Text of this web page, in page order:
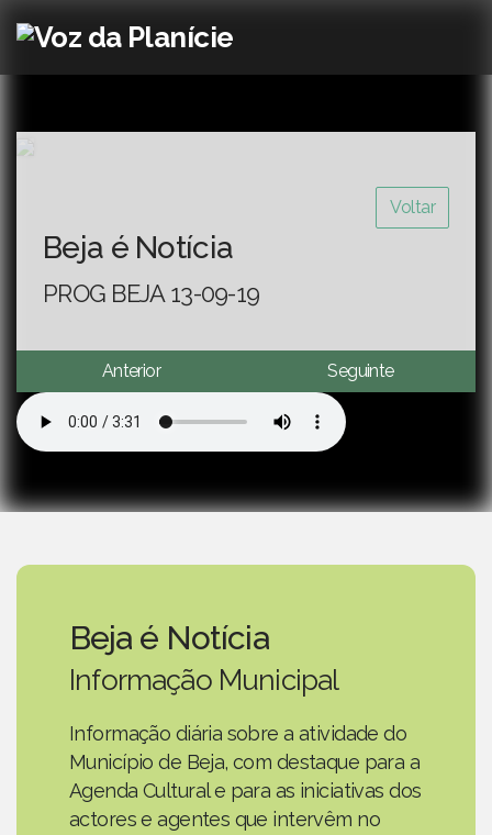
Voltar
Beja é Notícia
PROG BEJA 13-09-19
Anterior Seguinte
Beja é Notícia
Informação Municipal
Informação diária sobre a atividade do
Município de Beja, com destaque para a
Agenda Cultural e para as iniciativas dos
actores e agentes que intervêm no